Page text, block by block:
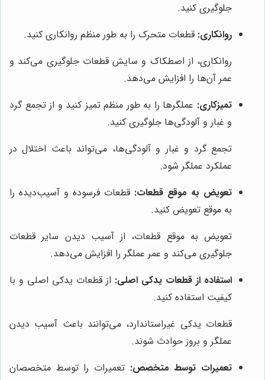
جلوگیری کنید.
روانکاری: قطعات متحرک را به طور منظم روانکاری کنید.
روانکاری، از اصطکاک و سایش قطعات جلوگیری می‌کند و
عمر آن‌ها را افزایش می‌دهد.
تمیزکاری: عملگرها را به طور منظم تمیز کنید و از تجمع گرد
و غبار و آلودگی‌ها جلوگیری کنید.
تجمع گرد و غبار و آلودگی‌ها، می‌تواند باعث اختلال در
عملکرد عملگر شود.
تعویض به موقع قطعات: قطعات فرسوده و آسیب‌دیده را
به موقع تعویض کنید.
تعویض به موقع قطعات، از آسیب دیدن سایر قطعات
جلوگیری می‌کند و عمر عملگر را افزایش می‌دهد.
استفاده از قطعات یدکی اصلی: از قطعات یدکی اصلی و با
کیفیت استفاده کنید.
قطعات یدکی غیراستاندارد، می‌توانند باعث آسیب دیدن
عملگر و بروز حوادث شوند.
تعمیرات توسط متخصص: تعمیرات را توسط متخصصان